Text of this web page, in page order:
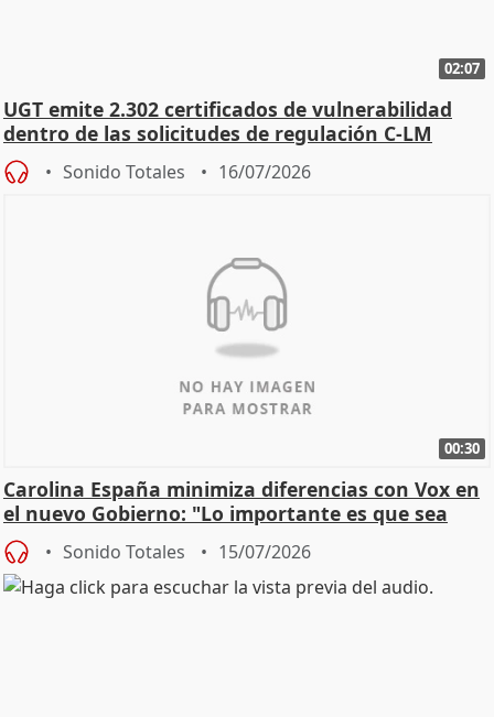
02:07
UGT emite 2.302 certificados de vulnerabilidad
dentro de las solicitudes de regulación C-LM
Sonido Totales 16/07/2026
00:30
Carolina España minimiza diferencias con Vox en
el nuevo Gobierno: "Lo importante es que sea
una leg
Sonido Totales 15/07/2026